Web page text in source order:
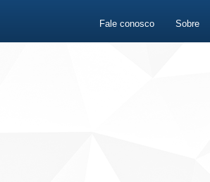
Fale conosco Sobre